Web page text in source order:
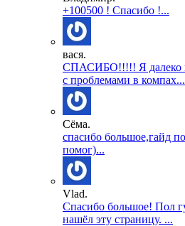
+100500 ! Спасибо !...
вася.
СПАСИБО!!!!! Я далеко
с проблемами в
Сёма.
спасибо большое,гайд
помог)...
Vlad.
Спасибо большое! Пол
нашёл эту страницу. ...